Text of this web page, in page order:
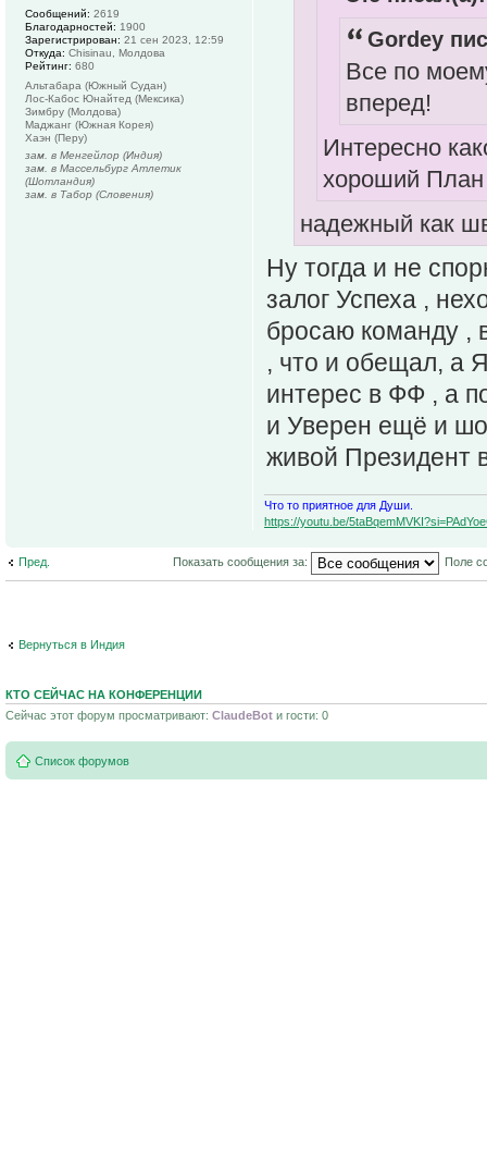
Gordey
Все по
вперед!
Интересно
хороший План
надежный как
Ну тогда и не
залог Успеха ,
бросаю команду ,
, что и обещал, а
интерес в ФФ , а
и Уверен ещё и
живой Президент
Что то приятное для Души.
https://youtu.be/
Сообщений: 2619
Благодарностей: 1900
Зарегистрирован: 21 сен 2023, 12:59
Откуда: Chisinau, Молдова
Рейтинг: 680
Альтабара (Южный Судан)
Лос-Кабос Юнайтед (Мексика)
Зимбру (Молдова)
Маджанг (Южная Корея)
Хаэн (Перу)
зам. в Менгейлор (Индия)
зам. в Массельбург Атлетик
(Шотландия)
зам. в Табор (Словения)
Пред. Показать сообщения за: Поле
Вернуться в Индия
КТО СЕЙЧАС НА КОНФЕРЕНЦИИ
Сейчас этот форум просматривают: ClaudeBot и гости: 0
Список форумов